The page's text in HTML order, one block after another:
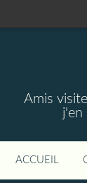
Amis
j'en
ACCUEIL